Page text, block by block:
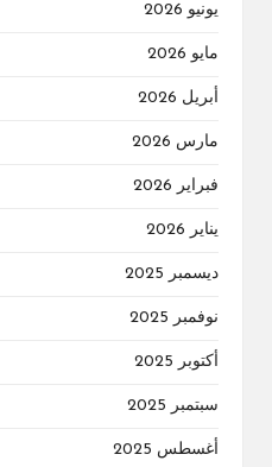
يونيو 2026
مايو 2026
أبريل 2026
مارس 2026
فبراير 2026
يناير 2026
ديسمبر 2025
نوفمبر 2025
أكتوبر 2025
سبتمبر 2025
أغسطس 2025